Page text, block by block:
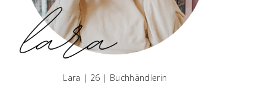
Lara | 26 | Buchhändlerin